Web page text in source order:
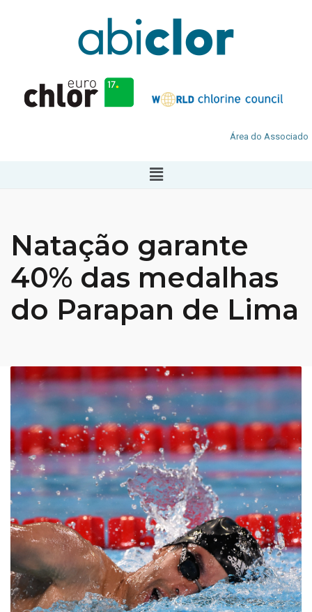
Área do Associado
Natação garante
40% das medalhas
do Parapan de Lima